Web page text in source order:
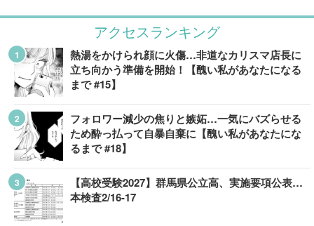
アクセスランキング
熱湯をかけられ顔に火傷…非道なカリスマ店長に
立ち向かう準備を開始！【醜い私があなたになる
まで #15】
フォロワー減少の焦りと嫉妬…一気にバズらせる
ため酔っ払って自暴自棄に【醜い私があなたにな
るまで #18】
【高校受験2027】群馬県公立高、実施要項公表…
本検査2/16-17